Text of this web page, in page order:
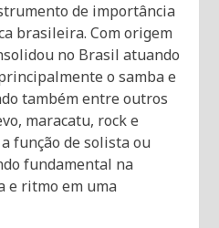
de importância
brasileira. Com origem
no Brasil atuando
o samba e
também entre outros
maracatu, rock e
função de solista ou
fundamental na
e ritmo em uma